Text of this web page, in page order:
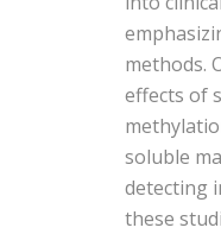
methods.
effects of
soluble
detecting
these